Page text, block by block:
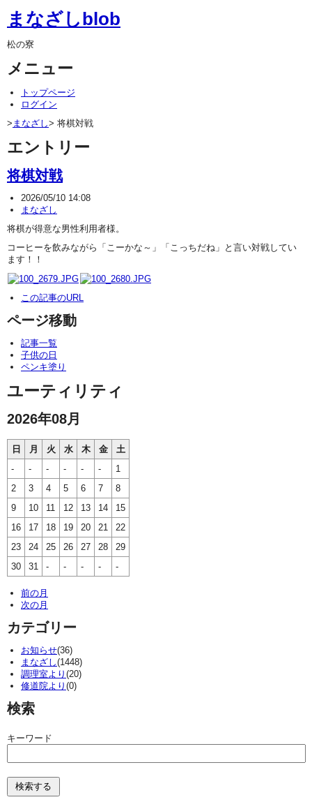
まなざしblob
松の寮
メニュー
トップページ
ログイン
> まなざし> 将棋対戦
エントリー
将棋対戦
2026/05/10 14:08
まなざし
将棋が得意な男性利用者様。
コーヒーを飲みながら「こーかな～」「こっちだね」と言い対戦してい
ます！！
この記事のURL
ページ移動
記事一覧
子供の日
ペンキ塗り
ユーティリティ
2026年08月
日 月 火 水 木 金
土
-
- - - - -
1
2
3 4 5 6 7
8
9
10 11 12 13 14
15
16
17 18 19 20 21
22
23
24 25 26 27 28
29
30
31 - - - - -
前の月
次の月
カテゴリー
お知らせ(36)
まなざし(1448)
調理室より (20)
修道院より (0)
検索
キーワード